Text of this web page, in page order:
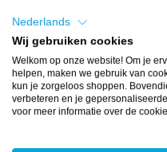
Nederlands
Wij gebruiken cookies
Welkom op onze website! Om je
helpen, maken we gebruik van
kun je zorgeloos shoppen.
verbeteren en je
voor meer informatie over de